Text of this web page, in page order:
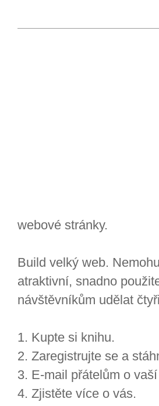
webové stránky.
Build velký web.
atraktivní, snadno
návštěvníkům udělat
1. Kupte si knihu.
2. Zaregistrujte se a
3. E-mail přátelům o
4. Zjistěte více o vás.